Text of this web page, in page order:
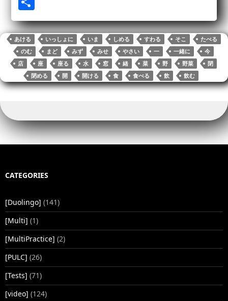
bo
ok
tte
r
ail m
bl
r
y
Li
nk
di
t
ed
In
ts
A
pp
ge
r
ha
re
あける いっしょに いま しめる すわる そこ
たべる
のむ
まど みず みせ やさい 一 一緒に
今
店
座 座る 水 窓 緒 菜 野 野菜
閉
閉める
開 開ける 食 食べる 飲 飲む
CATEGORIES
[Duolingo] (141)
[Multi] (1)
[MultiPractice] (2)
[PULC] (26)
[Tests] (71)
[video] (124)